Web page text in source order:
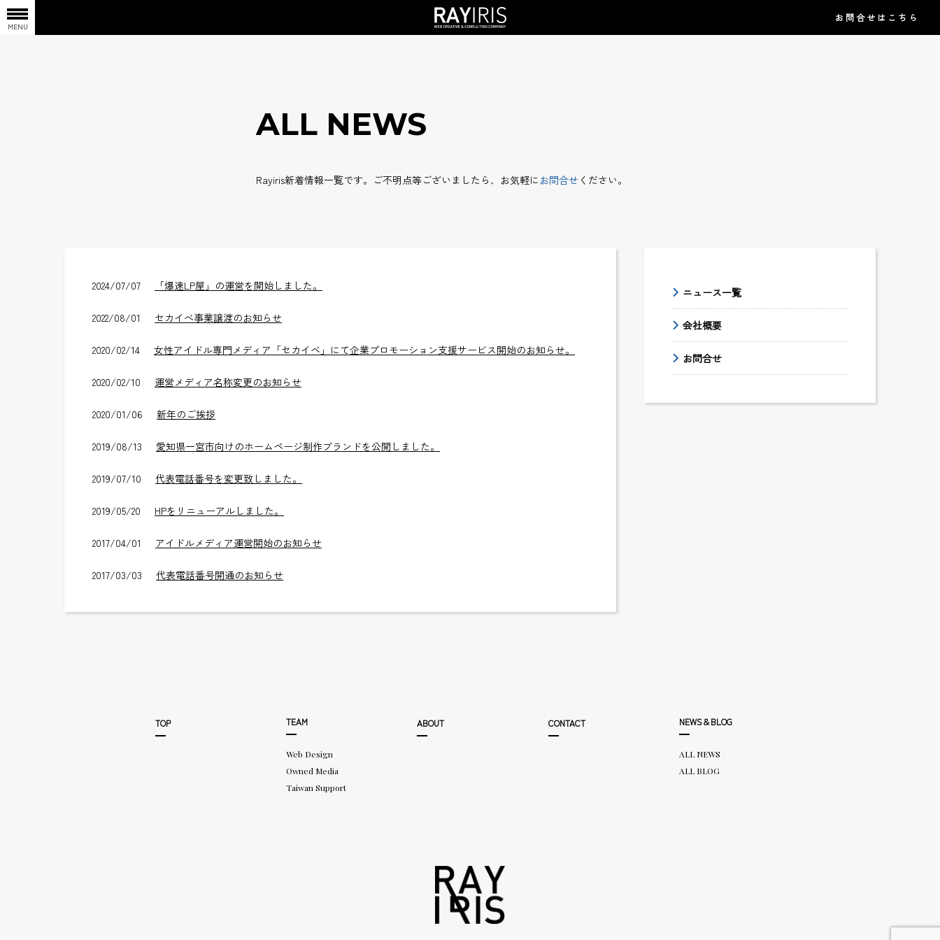
MENU
お問合せはこちら
ALL NEWS
Rayiris新着情報一覧です。ご不明点等ございましたら、お気軽に お問合せ ください。
2024/07/07 「爆速LP屋」の運営を開始しました。
2022/08/01 セカイべ事業譲渡のお知らせ
2020/02/14 女性アイドル専門メディア「セカイベ」にて企業プロモーション支援サービス開始のお知らせ。
2020/02/10 運営メディア名称変更のお知らせ
2020/01/06 新年のご挨拶
2019/08/13 愛知県一宮市向けのホームページ制作ブランドを公開しました。
2019/07/10 代表電話番号を変更致しました。
2019/05/20 HPをリニューアルしました。
2017/04/01 アイドルメディア運営開始のお知らせ
2017/03/03 代表電話番号開通のお知らせ
ニュース一覧
会社概要
お問合せ
TOP TEAM
Web Design
Owned Media
Taiwan Support
ABOUT CONTACT NEWS＆BLOG
ALL NEWS
ALL BLOG